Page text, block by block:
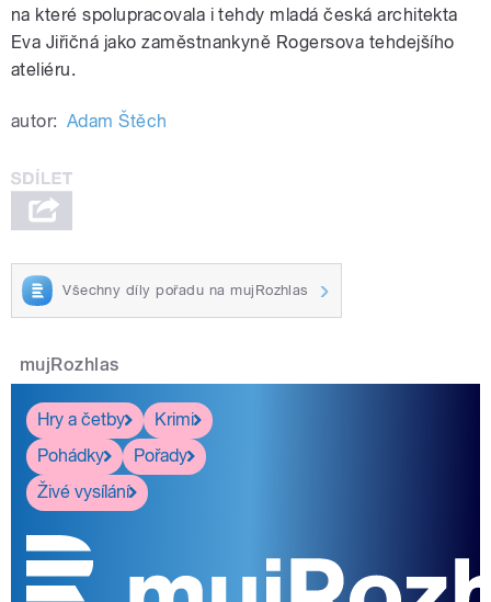
na které spolupracovala i tehdy mladá česká architekta
Eva Jiřičná jako zaměstnankyně Rogersova tehdejšího
ateliéru.
autor: Adam Štěch
Všechny díly pořadu na mujRozhlas
mujRozhlas
Hry a četby
Krimi
Pohádky
Pořady
Živé vysílání